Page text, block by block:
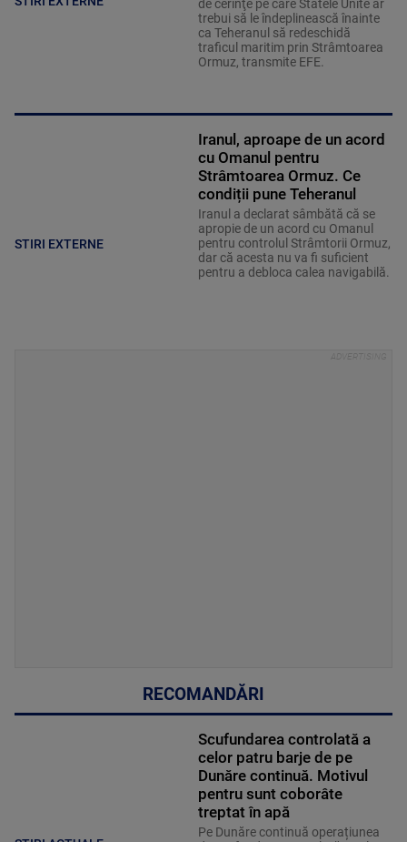
de cerinţe pe care Statele Unite ar
trebui să le îndeplinească înainte
ca Teheranul să redeschidă
traficul maritim prin Strâmtoarea
Ormuz, transmite EFE.
STIRI EXTERNE
Iranul, aproape de un acord
cu Omanul pentru
Strâmtoarea Ormuz. Ce
condiții pune Teheranul
Iranul a declarat sâmbătă că se
apropie de un acord cu Omanul
pentru controlul Strâmtorii Ormuz,
dar că acesta nu va fi suficient
pentru a debloca calea navigabilă.
RECOMANDĂRI
Scufundarea controlată a
celor patru barje de pe
Dunăre continuă. Motivul
pentru sunt coborâte
treptat în apă
Pe Dunăre continuă operațiunea